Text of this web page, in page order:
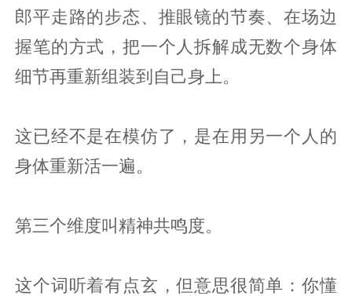
郎平走路的步态、推眼镜的节奏、在场边
握笔的方式，把一个人拆解成无数个身体
细节再重新组装到自己身上。
这已经不是在模仿了，是在用另一个人的
身体重新活一遍。
第三个维度叫精神共鸣度。
这个词听着有点玄，但意思很简单：你懂